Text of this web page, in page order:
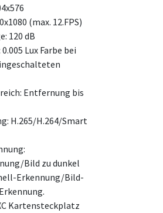
(max. 12.FPS)
120 dB
Lux Farbe bei
Entfernung bis
H.265/H.264/Smart
Bild zu dunkel
Erkennung/Bild-
Kartensteckplatz